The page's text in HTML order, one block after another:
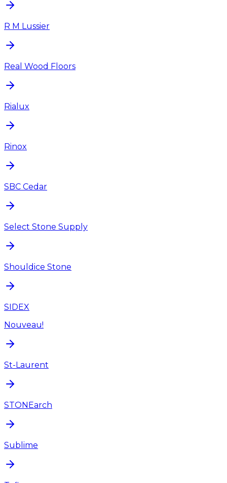
R M Lussier
Real Wood Floors
Rialux
Rinox
SBC Cedar
Select Stone Supply
Shouldice Stone
SIDEX
Nouveau!
St-Laurent
STONEarch
Sublime